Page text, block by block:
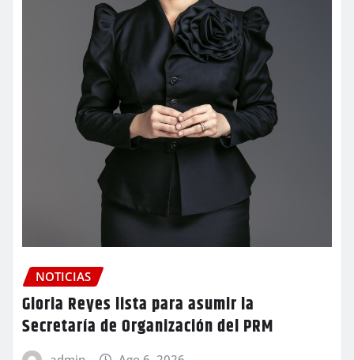
NOTICIAS
Gloria Reyes lista para asumir la
Secretaría de Organización del PRM